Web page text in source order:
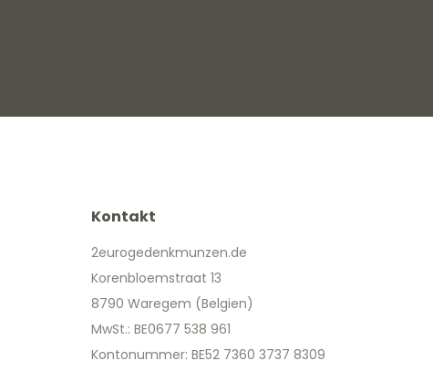
Kontakt
2eurogedenkmunzen.de
Korenbloemstraat 13
8790 Waregem (Belgien)
MwSt.: BE0677 538 961
Kontonummer: BE52 7360 3737 8309